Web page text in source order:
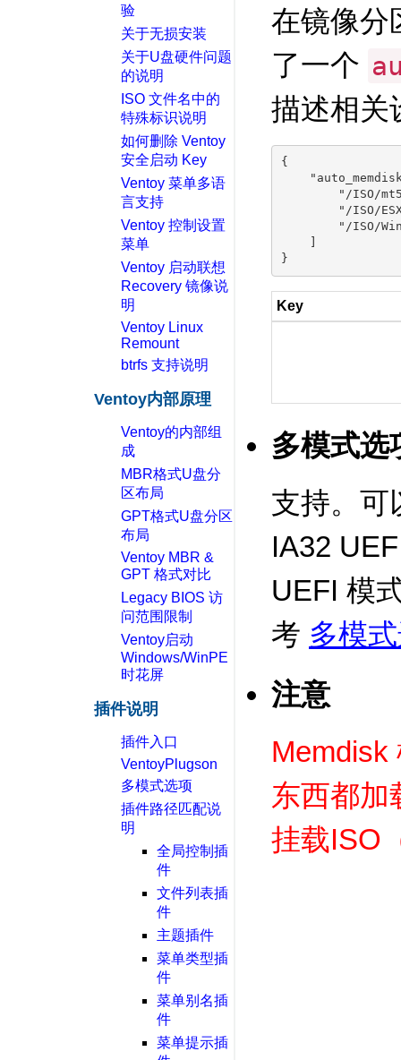
验
关于无损安装
关于U盘硬件问题
的说明
ISO 文件名中的
特殊标识说明
如何删除 Ventoy
安全启动 Key
Ventoy 菜单多语
言支持
Ventoy 控制设置
菜单
Ventoy 启动联想
Recovery 镜像说
明
Ventoy Linux
Remount
btrfs 支持说明
Ventoy内部原理
Ventoy的内部组
成
MBR格式U盘分
区布局
GPT格式U盘分区
布局
Ventoy MBR &
GPT 格式对比
Legacy BIOS 访
问范围限制
Ventoy启动
Windows/WinPE
时花屏
插件说明
插件入口
VentoyPlugson
多模式选项
插件路径匹配说
明
全局控制插
件
文件列表插
件
主题插件
菜单类型插
件
菜单别名插
件
菜单提示插
在镜像
了一个
描述相关
{
"/ISO/
"/ISO/
"/ISO/
Key
多模式选
支持。可
IA32
UEFI 模
考 多模
注意
Memdisk
东西都加
挂载ISO